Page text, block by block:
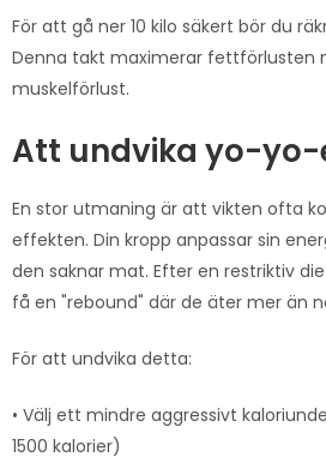
För att gå ner 10 kilo säkert bör du
Denna takt maximerar fettförlusten
muskelförlust.
Att undvika yo-
En stor utmaning är att vikten ofta
effekten. Din kropp anpassar sin
den saknar mat. Efter en restriktiv
få en "rebound" där de äter mer än
För att undvika detta:
• Välj ett mindre aggressivt
1500 kalorier)